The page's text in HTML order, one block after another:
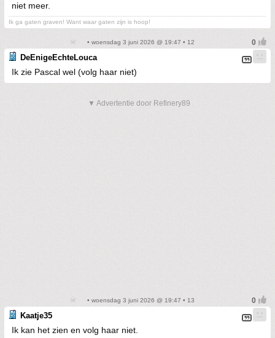
niet meer.
Ik ga gaten graven! Want waar gaten zijn is hoop!
• woensdag 3 juni 2026 @ 19:47 • 12
DeEnigeEchteLouca
Ik zie Pascal wel (volg haar niet)
▼ Advertentie door Refinery89
• woensdag 3 juni 2026 @ 19:47 • 13
Kaatje35
Ik kan het zien en volg haar niet.